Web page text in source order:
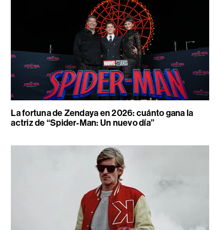
La fortuna de Zendaya en 2026: cuánto gana la
actriz de “Spider-Man: Un nuevo día”